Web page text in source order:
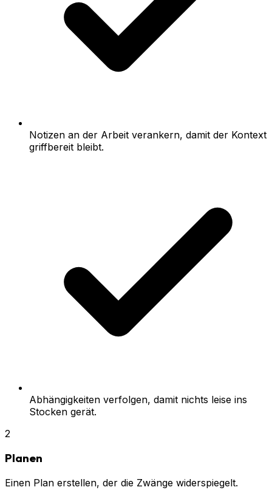
Notizen an der Arbeit verankern, damit der Kontext
griffbereit bleibt.
Abhängigkeiten verfolgen, damit nichts leise ins
Stocken gerät.
2
Planen
Einen Plan erstellen, der die Zwänge widerspiegelt.